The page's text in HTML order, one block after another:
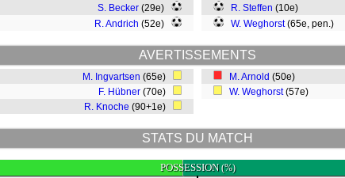
S. Becker (29e)
R. Andrich (52e)
R. Steffen (10e)
W. Weghorst(65e, pen.)
AVERTISSEMENTS
M. Ingvartsen (65e)
F. Hübner (70e)
R. Knoche (90+1e)
M. Arnold (50e)
W. Weghorst(57e)
STATS DU MATCH
POSSESSION(%)